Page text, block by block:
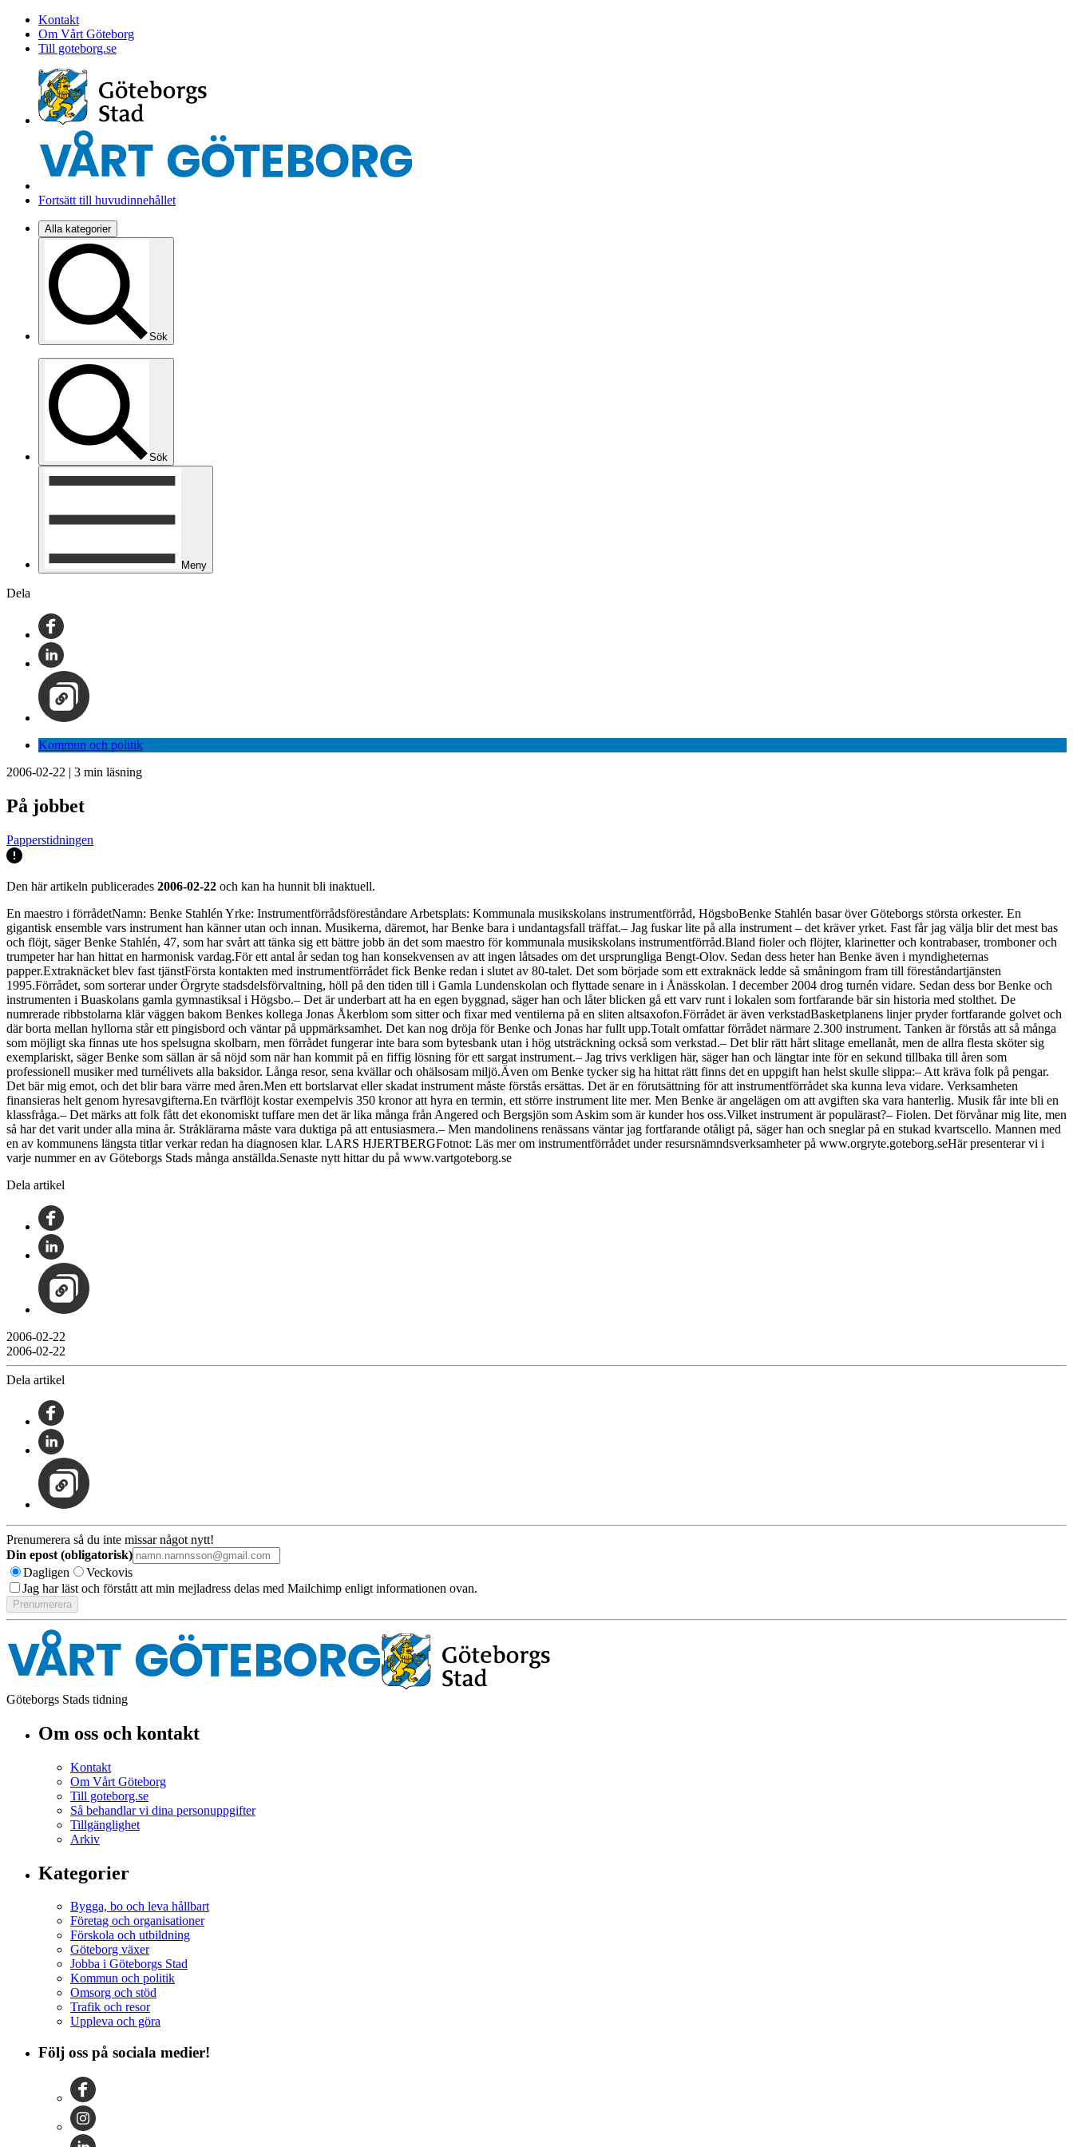
Kontakt
Om Vårt Göteborg
Till goteborg.se
Fortsätt till huvudinnehållet
Alla kategorier
Sök
Sök
Meny
Dela
Kommun och politik
2006-02-22 | 3 min läsning
På jobbet
Papperstidningen
Den här artikeln publicerades 2006-02-22 och kan ha hunnit bli inaktuell.
En maestro i förrådetNamn: Benke Stahlén Yrke: Instrumentförrådsföreståndare Arbetsplats: Kommunala musikskolans instrumentförråd, HögsboBenke Stahlén basar över Göteborgs största orkester. En
gigantisk ensemble vars instrument han känner utan och innan. Musikerna, däremot, har Benke bara i undantagsfall träffat.– Jag fuskar lite på alla instrument – det kräver yrket. Fast får jag välja blir det mest bas
och flöjt, säger Benke Stahlén, 47, som har svårt att tänka sig ett bättre jobb än det som maestro för kommunala musikskolans instrumentförråd.Bland fioler och flöjter, klarinetter och kontrabaser, tromboner och
trumpeter har han hittat en harmonisk vardag.För ett antal år sedan tog han konsekvensen av att ingen låtsades om det ursprungliga Bengt-Olov. Sedan dess heter han Benke även i myndigheternas
papper.Extraknäcket blev fast tjänstFörsta kontakten med instrumentförrådet fick Benke redan i slutet av 80-talet. Det som började som ett extraknäck ledde så småningom fram till föreståndartjänsten
1995.Förrådet, som sorterar under Örgryte stadsdelsförvaltning, höll på den tiden till i Gamla Lundenskolan och flyttade senare in i Ånässkolan. I december 2004 drog turnén vidare. Sedan dess bor Benke och
instrumenten i Buaskolans gamla gymnastiksal i Högsbo.– Det är underbart att ha en egen byggnad, säger han och låter blicken gå ett varv runt i lokalen som fortfarande bär sin historia med stolthet. De
numrerade ribbstolarna klär väggen bakom Benkes kollega Jonas Åkerblom som sitter och fixar med ventilerna på en sliten altsaxofon.Förrådet är även verkstadBasketplanens linjer pryder fortfarande golvet och
där borta mellan hyllorna står ett pingisbord och väntar på uppmärksamhet. Det kan nog dröja för Benke och Jonas har fullt upp.Totalt omfattar förrådet närmare 2.300 instrument. Tanken är förstås att så många
som möjligt ska finnas ute hos spelsugna skolbarn, men förrådet fungerar inte bara som bytesbank utan i hög utsträckning också som verkstad.– Det blir rätt hårt slitage emellanåt, men de allra flesta sköter sig
exemplariskt, säger Benke som sällan är så nöjd som när han kommit på en fiffig lösning för ett sargat instrument.– Jag trivs verkligen här, säger han och längtar inte för en sekund tillbaka till åren som
professionell musiker med turnélivets alla baksidor. Långa resor, sena kvällar och ohälsosam miljö.Även om Benke tycker sig ha hittat rätt finns det en uppgift han helst skulle slippa:– Att kräva folk på pengar.
Det bär mig emot, och det blir bara värre med åren.Men ett bortslarvat eller skadat instrument måste förstås ersättas. Det är en förutsättning för att instrumentförrådet ska kunna leva vidare. Verksamheten
finansieras helt genom hyresavgifterna.En tvärflöjt kostar exempelvis 350 kronor att hyra en termin, ett större instrument lite mer. Men Benke är angelägen om att avgiften ska vara hanterlig. Musik får inte bli en
klassfråga.– Det märks att folk fått det ekonomiskt tuffare men det är lika många från Angered och Bergsjön som Askim som är kunder hos oss.Vilket instrument är populärast?– Fiolen. Det förvånar mig lite, men
så har det varit under alla mina år. Stråklärarna måste vara duktiga på att entusiasmera.– Men mandolinens renässans väntar jag fortfarande otåligt på, säger han och sneglar på en stukad kvartscello. Mannen med
en av kommunens längsta titlar verkar redan ha diagnosen klar. LARS HJERTBERGFotnot: Läs mer om instrumentförrådet under resursnämndsverksamheter på www.orgryte.goteborg.seHär presenterar vi i
varje nummer en av Göteborgs Stads många anställda.Senaste nytt hittar du på www.vartgoteborg.se
Dela artikel
2006-02-22
2006-02-22
Dela artikel
Prenumerera så du inte missar något nytt!
Din epost (obligatorisk)
Dagligen
Veckovis
Jag har läst och förstått att min mejladress delas med Mailchimp enligt informationen ovan.
Göteborgs Stads tidning
Om oss och kontakt
Kontakt
Om Vårt Göteborg
Till goteborg.se
Så behandlar vi dina personuppgifter
Tillgänglighet
Arkiv
Kategorier
Bygga, bo och leva hållbart
Företag och organisationer
Förskola och utbildning
Göteborg växer
Jobba i Göteborgs Stad
Kommun och politik
Omsorg och stöd
Trafik och resor
Uppleva och göra
Följ oss på sociala medier!